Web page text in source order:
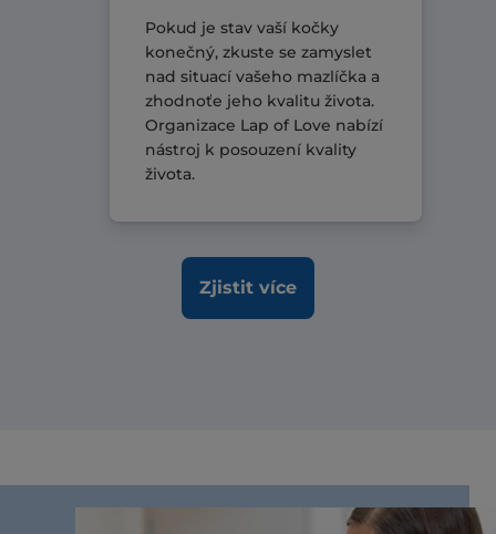
Pokud je stav vaší kočky
konečný, zkuste se zamyslet
nad situací vašeho mazlíčka a
zhodnoťe jeho kvalitu života.
Organizace Lap of Love nabízí
nástroj k posouzení kvality
života.
Zjistit více